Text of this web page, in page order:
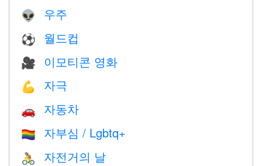
👽 우주
⚽ 월드컵
🎥 이모티콘 영화
💪 자극
🚗 자동차
🏳️‍🌈 자부심 / Lgbtq+
🚴 자전거의 날